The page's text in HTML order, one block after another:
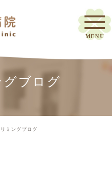
グブログ
リミングブログ